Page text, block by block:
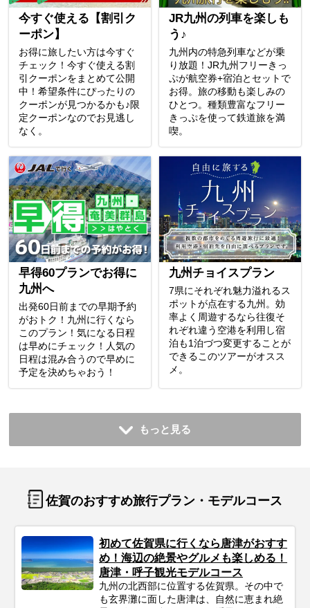
今すぐ使える【割引ク
ーポン】
お得に旅したい方は今すぐ
チェック！今すぐ使える割
引クーポンをまとめて公開
中！希望条件にぴったりの
クーポンが見つかるかも♪限
定クーポンなのでお見逃し
なく。
JR九州の列車を楽しも
う♪
九州内の特急列車などが乗
り放題！JR九州フリーきっ
ぷが航空券+宿泊とセットで
お得。旅の移動も楽しみの
ひとつ。種類豊富なフリー
きっぷを使って鉄道旅を満
喫。
早得60プランでお得に
九州へ
出発60日前までの早期予約
がおトク！九州に行くなら
このプラン！気になる日程
は早めにチェック！人気の
日程は混み合うので早めに
予定を決めちゃおう！
九州チョイスプラン
7県にそれぞれ魅力溢れるス
ポットが点在する九州。効
率よく周遊するなら往復そ
れぞれ違う空港を利用し宿
泊も1泊づつ変更することが
できるこのツアーがオスス
メ。
もっと見る
佐賀のおすすめ旅行プラン・モデルコース
初めて佐賀県に行くなら唐津がおすす
め！海辺の絶景やグルメも楽しめる！
唐津・呼子観光モデルコース
九州の北西部に位置する佐賀県。その中で
も玄界灘に面した唐津は、自然に恵まれ絶